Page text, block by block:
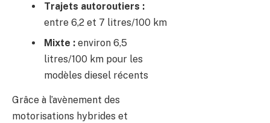
Trajets autoroutiers :
entre 6,2 et 7 litres/100 km
Mixte : environ 6,5
litres/100 km pour les
modèles diesel récents
Grâce à l’avènement des
motorisations hybrides et